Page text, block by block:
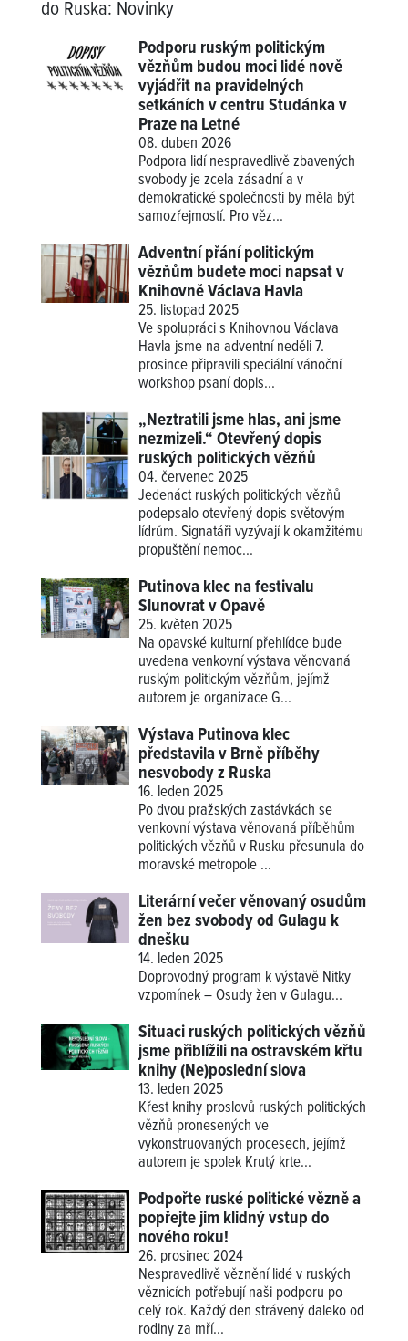
do Ruska: Novinky
Podporu ruským politickým
vězňům budou moci lidé nově
vyjádřit na pravidelných
setkáních v centru Studánka v
Praze na Letné
08. duben 2026
Podpora lidí nespravedlivě zbavených
svobody je zcela zásadní a v
demokratické společnosti by měla být
samozřejmostí. Pro věz...
Adventní přání politickým
vězňům budete moci napsat v
Knihovně Václava Havla
25. listopad 2025
Ve spolupráci s Knihovnou Václava
Havla jsme na adventní neděli 7.
prosince připravili speciální vánoční
workshop psaní dopis...
„Neztratili jsme hlas, ani jsme
nezmizeli.“ Otevřený dopis
ruských politických vězňů
04. červenec 2025
Jedenáct ruských politických vězňů
podepsalo otevřený dopis světovým
lídrům. Signatáři vyzývají k okamžitému
propuštění nemoc...
Putinova klec na festivalu
Slunovrat v Opavě
25. květen 2025
Na opavské kulturní přehlídce bude
uvedena venkovní výstava věnovaná
ruským politickým vězňům, jejímž
autorem je organizace G...
Výstava Putinova klec
představila v Brně příběhy
nesvobody z Ruska
16. leden 2025
Po dvou pražských zastávkách se
venkovní výstava věnovaná příběhům
politických vězňů v Rusku přesunula do
moravské metropole ...
Literární večer věnovaný osudům
žen bez svobody od Gulagu k
dnešku
14. leden 2025
Doprovodný program k výstavě Nitky
vzpomínek – Osudy žen v Gulagu...
Situaci ruských politických vězňů
jsme přiblížili na ostravském křtu
knihy (Ne)poslední slova
13. leden 2025
Křest knihy proslovů ruských politických
vězňů pronesených ve
vykonstruovaných procesech, jejímž
autorem je spolek Krutý krte...
Podpořte ruské politické vězně a
popřejte jim klidný vstup do
nového roku!
26. prosinec 2024
Nespravedlivě věznění lidé v ruských
věznicích potřebují naši podporu po
celý rok. Každý den strávený daleko od
rodiny za mří...